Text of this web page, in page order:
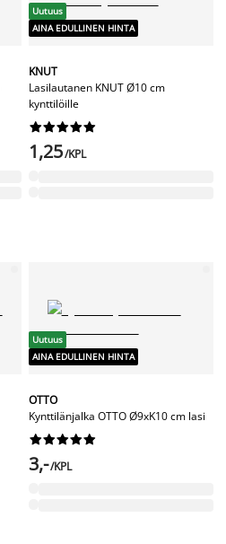
Uutuus
AINA EDULLINEN HINTA
KNUT
Lasilautanen KNUT Ø10 cm
kynttilöille






1,25/KPL
Uutuus
AINA EDULLINEN HINTA
OTTO
Kynttilänjalka OTTO Ø9xK10 cm lasi






3,-/KPL